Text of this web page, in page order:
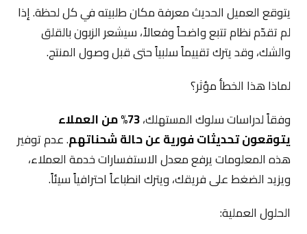
يتوقع العميل الحديث معرفة مكان طلبيته في كل لحظة. إذا
لم تقدّم نظام تتبع واضحاً وفعالاً، سيشعر الزبون بالقلق
والشك، وقد يترك تقييماً سلبياً حتى قبل وصول المنتج.
لماذا هذا الخطأ مؤثر؟
وفقاً لدراسات سلوك المستهلك،
73% من العملاء
يتوقعون تحديثات فورية عن حالة شحناتهم. عدم توفير
هذه المعلومات يرفع معدل الاستفسارات خدمة العملاء،
ويزيد الضغط على فريقك، ويترك انطباعاً احترافياً سيئاً.
الحلول العملية: